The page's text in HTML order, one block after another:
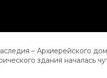
– Архиерейского
здания началась